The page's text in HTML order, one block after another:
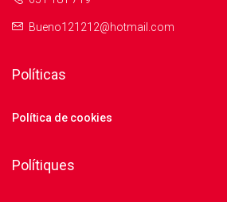
Bueno121212@hotmail.com
Políticas
Política de cookies
Polítiques